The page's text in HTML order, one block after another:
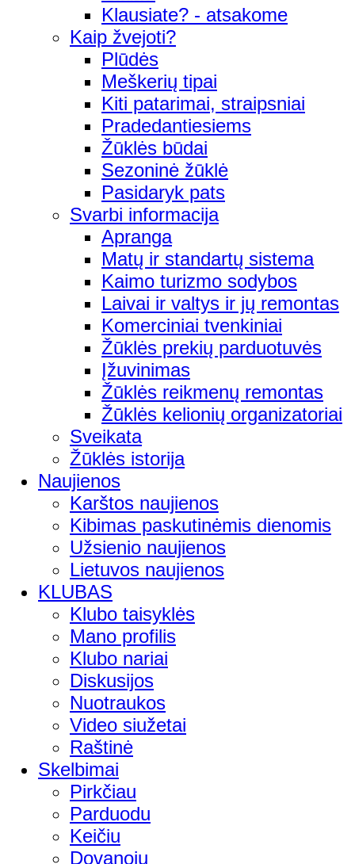
Klausiate? - atsakome
Kaip žvejoti?
Plūdės
Meškerių tipai
Kiti patarimai, straipsniai
Pradedantiesiems
Žūklės būdai
Sezoninė žūklė
Pasidaryk pats
Svarbi informacija
Apranga
Matų ir standartų sistema
Kaimo turizmo sodybos
Laivai ir valtys ir jų remontas
Komerciniai tvenkiniai
Žūklės prekių parduotuvės
Įžuvinimas
Žūklės reikmenų remontas
Žūklės kelionių organizatoriai
Sveikata
Žūklės istorija
Naujienos
Karštos naujienos
Kibimas paskutinėmis dienomis
Užsienio naujienos
Lietuvos naujienos
KLUBAS
Klubo taisyklės
Mano profilis
Klubo nariai
Diskusijos
Nuotraukos
Video siužetai
Raštinė
Skelbimai
Pirkčiau
Parduodu
Keičiu
Dovanoju